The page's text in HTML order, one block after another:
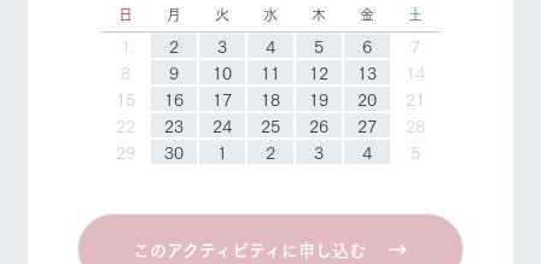
日 月 火 水 木 金 土
1 2 3 4 5 6
7
8
9 10 11 12 13
14
15
16 17 18 19 20
21
22
23 24 25 26 27
28
29
30 1 2 3 4 5
このアクティビティに申し込む